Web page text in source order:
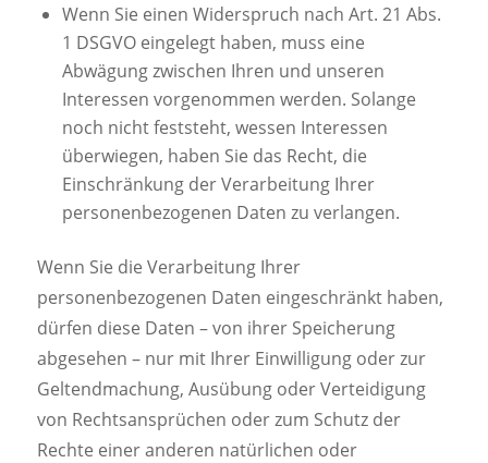
Wenn Sie einen Widerspruch nach Art. 21 Abs.
1 DSGVO eingelegt haben, muss eine
Abwägung zwischen Ihren und unseren
Interessen vorgenommen werden. Solange
noch nicht feststeht, wessen Interessen
überwiegen, haben Sie das Recht, die
Einschränkung der Verarbeitung Ihrer
personenbezogenen Daten zu verlangen.
Wenn Sie die Verarbeitung Ihrer
personenbezogenen Daten eingeschränkt haben,
dürfen diese Daten – von ihrer Speicherung
abgesehen – nur mit Ihrer Einwilligung oder zur
Geltendmachung, Ausübung oder Verteidigung
von Rechtsansprüchen oder zum Schutz der
Rechte einer anderen natürlichen oder